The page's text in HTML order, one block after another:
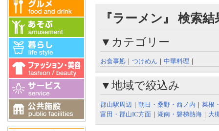
『ラーメン』 検索
▼カテゴリー
お食事処 ｜ つけめん ｜ 中華料理 ｜
▼地域で絞込み
郡山駅周辺 ｜ 朝日・桑野・西ノ内 ｜ 菜根
富田・郡山IC方面 ｜ 湖南・磐梯熱海 ｜ 大